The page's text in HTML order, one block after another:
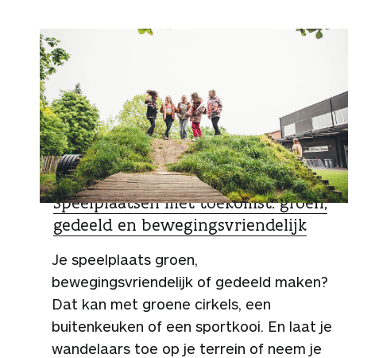
ZO DOEN ZIJ HET
Speelplaatsen met toekomst: groen,
gedeeld en bewegingsvriendelijk
Je speelplaats groen,
bewegingsvriendelijk of gedeeld maken?
Dat kan met groene cirkels, een
buitenkeuken of een sportkooi. En laat je
wandelaars toe op je terrein of neem je